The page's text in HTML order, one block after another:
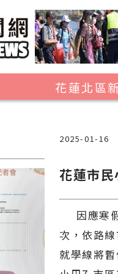
花蓮北區
吉安鄉
秀林鄉
2025-01-16
花蓮市
因應寒假
次，依路
就學線將